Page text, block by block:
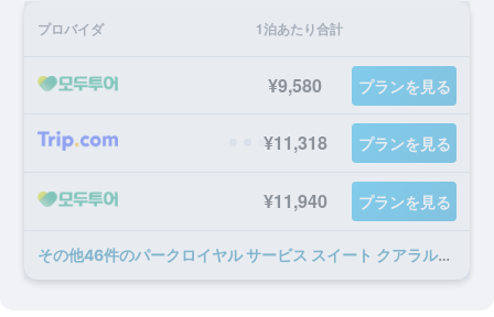
プロバイダ 1泊あたり合計
¥9,580 プランを見る
¥11,318 プランを見る
¥11,940 プランを見る
​その他46​件のパークロイヤル サービス スイート クアラルンプールのオファー